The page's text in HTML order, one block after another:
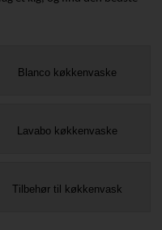
Blanco køkkenvaske
Lavabo køkkenvaske
Tilbehør til køkkenvask